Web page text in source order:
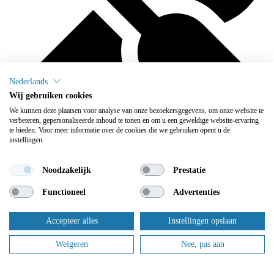
We onderhouden
Flowplus zorgt ervoor dat u zich geen zorgen meer hoeft te maken
over het onderhoud: daar zorgen wij voor.
Dit zijn slechts enkele van onze tevreden klanten.
Nederlands
Wij gebruiken cookies
We kunnen deze plaatsen voor analyse van onze bezoekersgegevens, om onze website te
verbeteren, gepersonaliseerde inhoud te tonen en om u een geweldige website-ervaring
te bieden. Voor meer informatie over de cookies die we gebruiken opent u de
instellingen.
Noodzakelijk Prestatie
Functioneel Advertenties
Accepteer alles Instellingen opslaan
Weigeren Nee, pas aan